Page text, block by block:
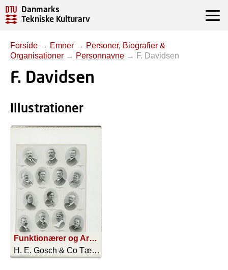
Danmarks
Tekniske Kulturarv
Forside → Emner → Personer, Biografier &
Organisationer → Personnavne → F. Davidsen
F. Davidsen
Illustrationer
Funktionærer og Arbejdere som allerede var ansatte i 1898 OG ENDNU VIRKER I SELSKABETS TjENESTE
H. E. Gosch & Co Tændstikfabrikker - 1923